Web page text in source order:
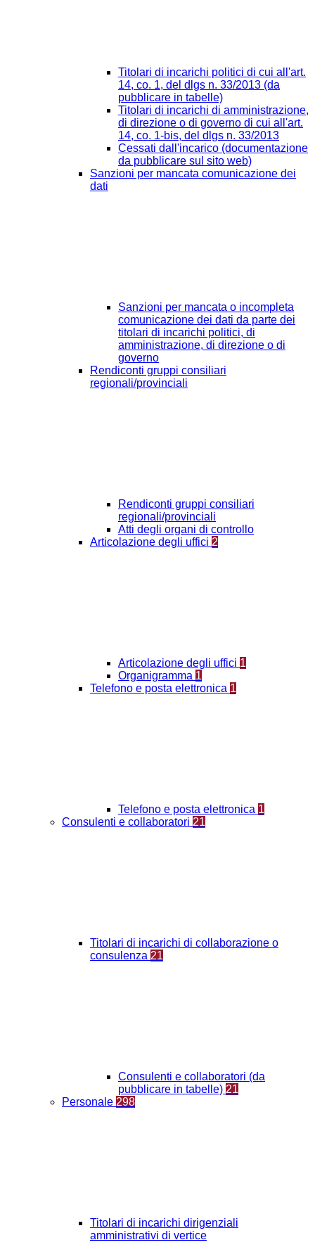
Titolari di incarichi politici di cui all'art.
14, co. 1, del dlgs n. 33/2013 (da
pubblicare in tabelle)
Titolari di incarichi di amministrazione,
di direzione o di governo di cui all'art.
14, co. 1-bis, del dlgs n. 33/2013
Cessati dall'incarico (documentazione
da pubblicare sul sito web)
Sanzioni per mancata comunicazione dei
dati
Sanzioni per mancata o incompleta
comunicazione dei dati da parte dei
titolari di incarichi politici, di
amministrazione, di direzione o di
governo
Rendiconti gruppi consiliari
regionali/provinciali
Rendiconti gruppi consiliari
regionali/provinciali
Atti degli organi di controllo
Articolazione degli uffici 2
Articolazione degli uffici 1
Organigramma 1
Telefono e posta elettronica 1
Telefono e posta elettronica 1
Consulenti e collaboratori 21
Titolari di incarichi di collaborazione o
consulenza 21
Consulenti e collaboratori (da
pubblicare in tabelle) 21
Personale 298
Titolari di incarichi dirigenziali
amministrativi di vertice